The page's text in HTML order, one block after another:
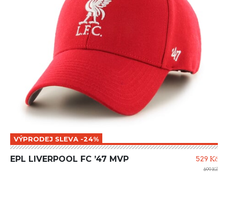
VÝPRODEJ SLEVA -24%
EPL LIVERPOOL FC ’47 MVP 529 Kč
699 Kč